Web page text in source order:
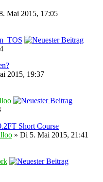
Mai 2015, 17:05
2015, 19:37
Short Course
» Di 5. Mai 2015, 21:41